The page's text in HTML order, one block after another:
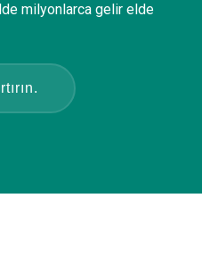
milyonlarca gelir elde